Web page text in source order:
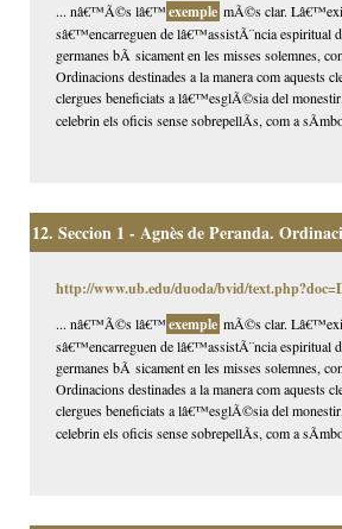
... nâ€™Ã©s lâ€™exemple mÃ©s clar.
sâ€™encarreguen de lâ€™assistÃ¨ncia espiritual
germanes bÃ sicament en les misses solemnes,
Ordinacions destinades a la manera com aquests
clergues beneficiats a lâ€™esglÃ©sia del
celebrin els oficis sense sobrepellÃ­s, com a
12. Seccion 1 - Agnès de Peranda.
http://www.ub.edu/duoda/bvid/
... nâ€™Ã©s lâ€™exemple mÃ©s clar.
sâ€™encarreguen de lâ€™assistÃ¨ncia espiritual
germanes bÃ sicament en les misses solemnes,
Ordinacions destinades a la manera com aquests
clergues beneficiats a lâ€™esglÃ©sia del
celebrin els oficis sense sobrepellÃ­s, com a